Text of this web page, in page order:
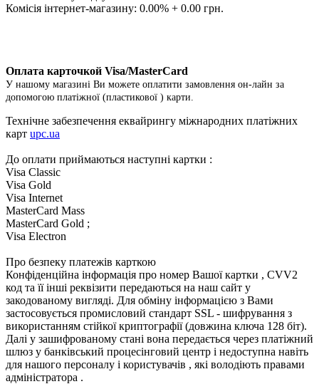
Комісія інтернет-магазину: 0.00% + 0.00 грн.
Оплата карточкой Visa/MasterCard
У нашому магазині Ви можете оплатити замовлення он-лайн за
допомогою платіжної (пластикової ) карти.
Технічне забезпечення еквайрингу міжнародних платіжних
карт upc.ua
До оплати приймаються наступні картки :
Visa Classic
Visa Gold
Visa Internet
MasterCard Mass
MasterCard Gold ;
Visa Electron
Про безпеку платежів карткою
Конфіденційна інформація про номер Вашої картки , CVV2
код та її інші реквізити передаються на наш сайт у
закодованому вигляді. Для обміну інформацією з Вами
застосовується промисловий стандарт SSL - шифрування з
використанням стійкої криптографії (довжина ключа 128 біт).
Далі у зашифрованому стані вона передається через платіжний
шлюз у банківський процесінговий центр і недоступна навіть
для нашого персоналу і користувачів , які володіють правами
адміністратора .